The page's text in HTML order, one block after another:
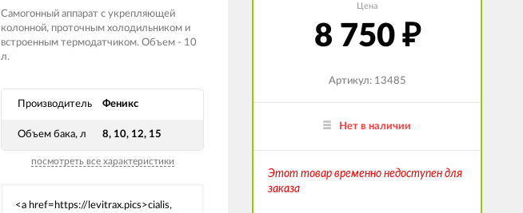
Самогонный аппарат с укрепляющей
колонной, проточным холодильником и
встроенным термодатчиком. Объем - 10
л.
Производитель Феникс
Объем бака, л 8, 10, 12, 15
посмотреть все характеристики
<a href=https://levitrax.pics>cialis,
Цена
8 750 ₽
Артикул: 13485
Нет в наличии
Этот товар временно недоступен для
заказа